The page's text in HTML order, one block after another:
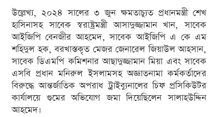
উল্লেখ্য, ২০২৪ সালের ৩ জুন ক্ষমতাচ্যুত প্রধানমন্ত্রী শেখ
হাসিনাসহ সাবেক স্বরাষ্ট্রমন্ত্রী আসাদুজ্জামান খান, সাবেক
আইজিপি বেনজীর আহমেদ, সাবেক আইজিপি এ কে এম
শহিদুল হক, বরখাস্তকৃত মেজর জেনারেল জিয়াউল আহসান,
সাবেক ডিএমপি কমিশনার আছাদুজ্জামান মিয়া এবং সাবেক
এসবি প্রধান মনিরুল ইসলামসহ অজ্ঞাতনামা কর্মকর্তাদের
বিরুদ্ধে আন্তর্জাতিক অপরাধ ট্রাইব্যুনালের চিফ প্রসিকিউটর
কার্যালয়ে গুমের অভিযোগ জমা দিয়েছিলেন সালাহউদ্দিন
আহমেদ।